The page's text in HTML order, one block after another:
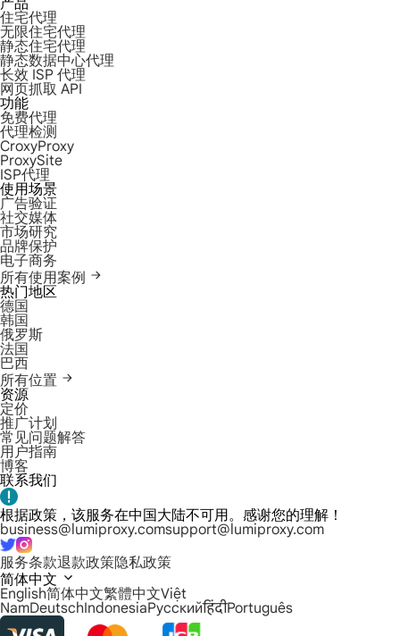
产品
住宅代理
无限住宅代理
静态住宅代理
静态数据中心代理
长效 ISP 代理
网页抓取 API
功能
免费代理
代理检测
CroxyProxy
ProxySite
ISP代理
使用场景
广告验证
社交媒体
市场研究
品牌保护
电子商务
所有使用案例
热门地区
德国
韩国
俄罗斯
法国
巴西
所有位置
资源
定价
推广计划
常见问题解答
用户指南
博客
联系我们
根据政策，该服务在中国大陆不可用。感谢您的理解！
business@lumiproxy.comsupport@lumiproxy.com
服务条款退款政策隐私政策
简体中文
English简体中文繁體中文Việt
NamDeutschIndonesiaРусскийहिंदीPortuguês